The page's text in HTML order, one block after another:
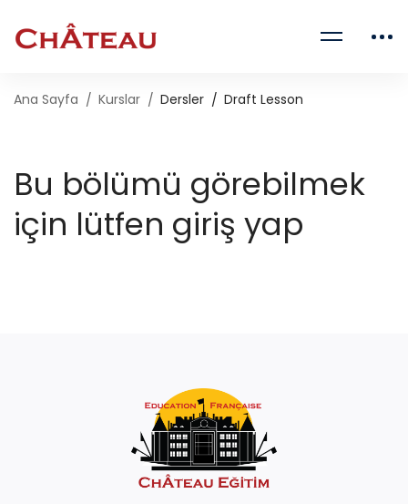
Ana Sayfa Kurslar Dersler Draft Lesson
Bu bölümü görebilmek
için lütfen giriş yap